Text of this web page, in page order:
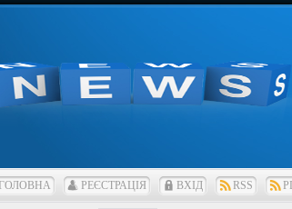
РЕЄСТРАЦІЯ ВХІД RSS